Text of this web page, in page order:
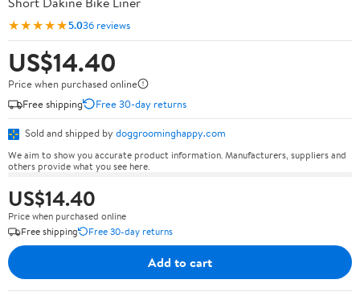
★★★★★5.036 reviews
US$14.40
Price when purchased online
Free shipping
Free 30-day returns
Sold and shipped by doggroominghappy.com
We aim to show you accurate product information. Manufacturers, suppliers and
others provide what you see here.
US$14.40
Price when purchased online
Free shipping
Free 30-day returns
Add to cart